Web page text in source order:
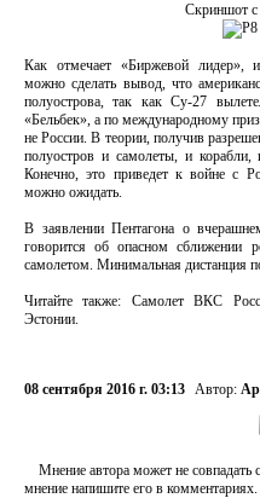
Скриншот с
Как отмечает «Биржевой лидер»,
можно сделать вывод, что
полуострова, так как Су-27
«Бельбек», а по международному
не России. В теории, получив
полуостров и самолеты, и
Конечно, это приведет к войне с
можно ожидать.
В заявлении Пентагона о
говорится об опасном сближении
самолетом. Минимальная дистанция
Читайте также: Самолет ВКС
Эстонии.
08 сентября 2016 г. 03:13 Автор:
Мнение автора может не
мнение напишите его в комментариях.